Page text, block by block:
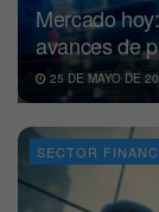
Mercado
avances de
25 DE MAYO DE
SECTOR